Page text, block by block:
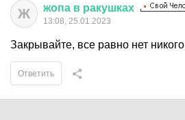
Ж жопа в ракушках
13:08, 25.01.2023
Закрывайте, все равно нет никого
Ответить